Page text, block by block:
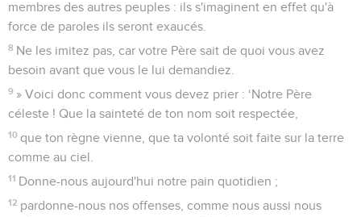
membres des autres peuples : ils s'imaginent en effet qu'à
force de paroles ils seront exaucés.
8 Ne les imitez pas, car votre Père sait de quoi vous avez
besoin avant que vous le lui demandiez.
9 » Voici donc comment vous devez prier : ‘Notre Père
céleste ! Que la sainteté de ton nom soit respectée,
10 que ton règne vienne, que ta volonté soit faite sur la terre
comme au ciel.
11 Donne-nous aujourd'hui notre pain quotidien ;
12 pardonne-nous nos offenses, comme nous aussi nous